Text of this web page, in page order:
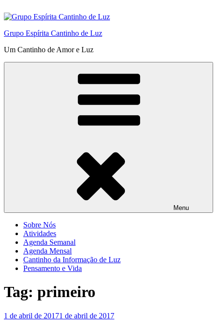
para
conteúdo
Grupo Espírita Cantinho de Luz
Um Cantinho de Amor e Luz
Menu
Sobre Nós
Atividades
Agenda Semanal
Agenda Mensal
Cantinho da Informação de Luz
Pensamento e Vida
Tag: primeiro
Publicado
1 de abril de 20171 de abril de 2017